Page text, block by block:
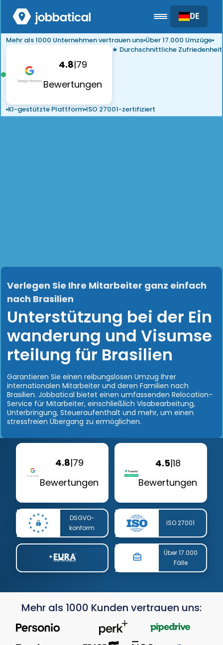
DE
Mehr als 1000 Unternehmen vertrauen uns Über 17.000 Umzüge
4.8|79
Bewertungen
★ Durchschnittliche Zufriedenheit
KI-gestützte Plattform ISO 27001-zertifiziert
Verlegen Sie Ihre Mitarbeiter ganz einfach
nach Brasilien
Unterstützung bei der Ein
wanderung und Visumse
rteilung für Brasilien
Garantieren Sie einen reibungslosen Umzug Ihrer
internationalen Mitarbeiter und deren Familien nach
Brasilien. Jobbatical bietet einen umfassenden Relocation-
Service für Mitarbeiter, einschließlich Visabearbeitung,
Unterbringung, Steueraufenthalt und mehr, um einen
stressfreien Übergang zu ermöglichen.
4.8|79
Bewertungen
4.5|18
Bewertungen
DSGVO-
konform
ISO 27001
Über 17.000
Fälle
Mehr als 1000 Kunden vertrauen uns: